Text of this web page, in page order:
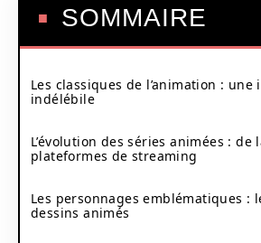
SOMMAIRE
Les classiques de l’animation : une
indélébile
L’évolution des séries animées : de
plateformes de streaming
Les personnages emblématiques :
dessins animés